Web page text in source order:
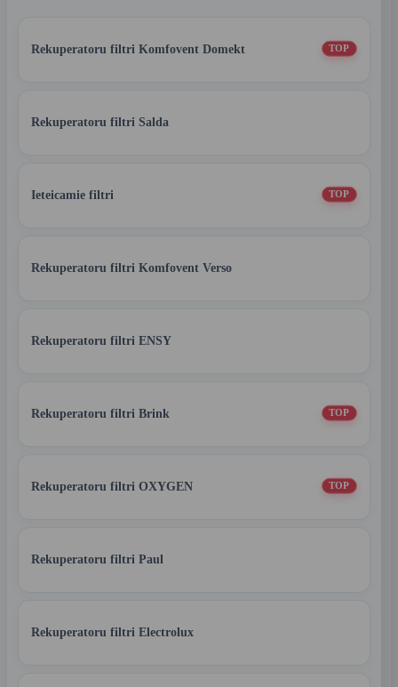
Rekuperatoru filtri Komfovent Domekt TOP
Rekuperatoru filtri Salda
Ieteicamie filtri TOP
Rekuperatoru filtri Komfovent Verso
Rekuperatoru filtri ENSY
Rekuperatoru filtri Brink TOP
Rekuperatoru filtri OXYGEN TOP
Rekuperatoru filtri Paul
Rekuperatoru filtri Electrolux